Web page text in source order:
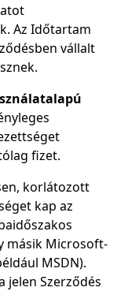
Az Időtartam
vállalt
fizet.
korlátozott
kap az
másik Microsoft-
MSDN).
jelen Szerződés